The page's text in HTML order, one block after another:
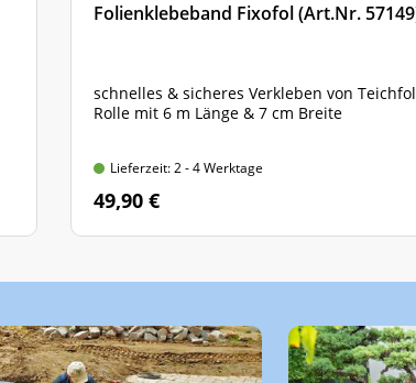
Folienklebeband Fixofol (Art.Nr.
schnelles & sicheres Verkleben von
Rolle mit 6 m Länge & 7 cm Breite
Lieferzeit: 2 - 4 Werktage
49,90 €